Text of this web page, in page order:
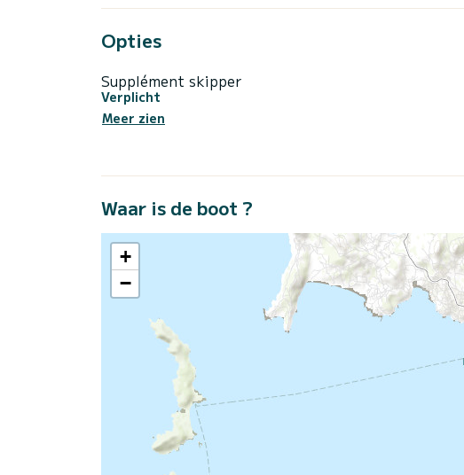
Opties
Supplément skipper
Verplicht
Meer zien
Waar is de boot ?
+
−